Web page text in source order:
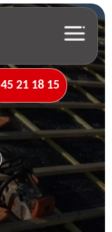
21 18 15